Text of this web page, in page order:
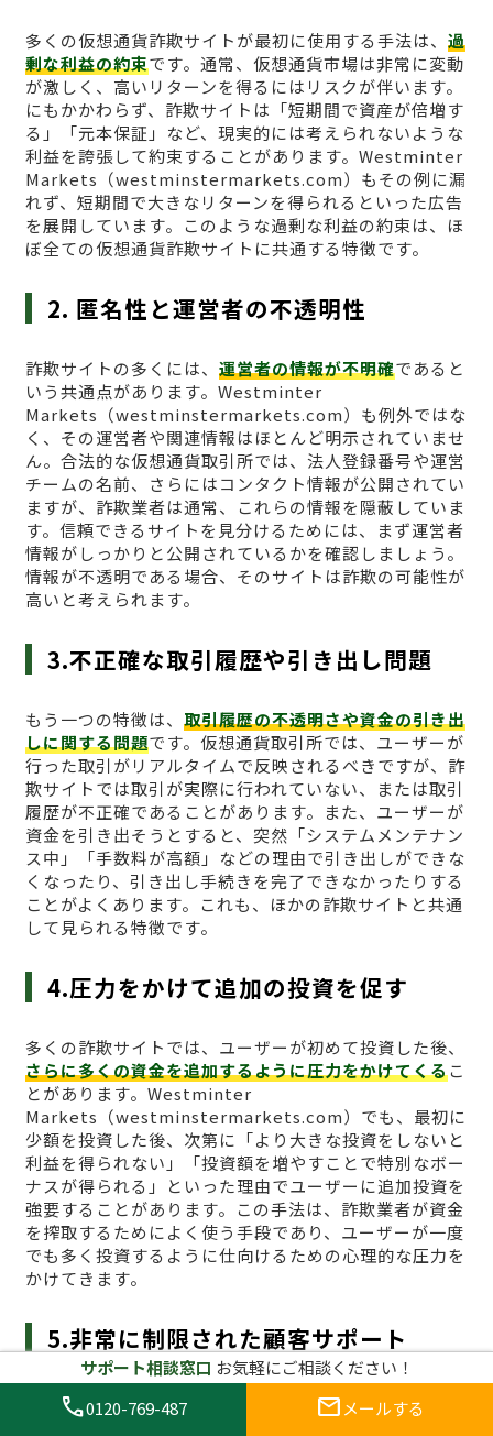
多くの仮想通貨詐欺サイトが最初に使用する手法は、 過
剰な利益の約束です。通常、仮想通貨市場は非常に変動
が激しく、高いリターンを得るにはリスクが伴います。
にもかかわらず、詐欺サイトは「短期間で資産が倍増す
る」「元本保証」など、現実的には考えられないような
利益を誇張して約束することがあります。Westminter
Markets（westminstermarkets.com）もその例に漏
れず、短期間で大きなリターンを得られるといった広告
を展開しています。このような過剰な利益の約束は、ほ
ぼ全ての仮想通貨詐欺サイトに共通する特徴です。
2. 匿名性と運営者の不透明性
詐欺サイトの多くには、 運営者の情報が不明確であると
いう共通点があります。Westminter
Markets（westminstermarkets.com）も例外ではな
く、その運営者や関連情報はほとんど明示されていませ
ん。合法的な仮想通貨取引所では、法人登録番号や運営
チームの名前、さらにはコンタクト情報が公開されてい
ますが、詐欺業者は通常、これらの情報を隠蔽していま
す。信頼できるサイトを見分けるためには、まず運営者
情報がしっかりと公開されているかを確認しましょう。
情報が不透明である場合、そのサイトは詐欺の可能性が
高いと考えられます。
3.不正確な取引履歴や引き出し問題
もう一つの特徴は、 取引履歴の不透明さや資金の引き出
しに関する問題です。仮想通貨取引所では、ユーザーが
行った取引がリアルタイムで反映されるべきですが、詐
欺サイトでは取引が実際に行われていない、または取引
履歴が不正確であることがあります。また、ユーザーが
資金を引き出そうとすると、突然「システムメンテナン
ス中」「手数料が高額」などの理由で引き出しができな
くなったり、引き出し手続きを完了できなかったりする
ことがよくあります。これも、ほかの詐欺サイトと共通
して見られる特徴です。
4.圧力をかけて追加の投資を促す
多くの詐欺サイトでは、ユーザーが初めて投資した後、
さらに多くの資金を追加するように圧力をかけてくるこ
とがあります。Westminter
Markets（westminstermarkets.com）でも、最初に
少額を投資した後、次第に「より大きな投資をしないと
利益を得られない」「投資額を増やすことで特別なボー
ナスが得られる」といった理由でユーザーに追加投資を
強要することがあります。この手法は、詐欺業者が資金
を搾取するためによく使う手段であり、ユーザーが一度
でも多く投資するように仕向けるための心理的な圧力を
かけてきます。
5.非常に制限された顧客サポート
仮想通貨取引所には、顧客が問題に直面した際に迅速か
つ効果的にサポートを提供する体制が整っています。し
サポート相談窓口 お気軽にご相談ください！
call0120-769-487 mail メールする